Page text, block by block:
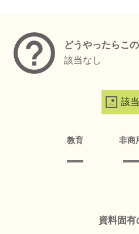
どうやったらこ
該当なし
該
教育 非商
資料固有